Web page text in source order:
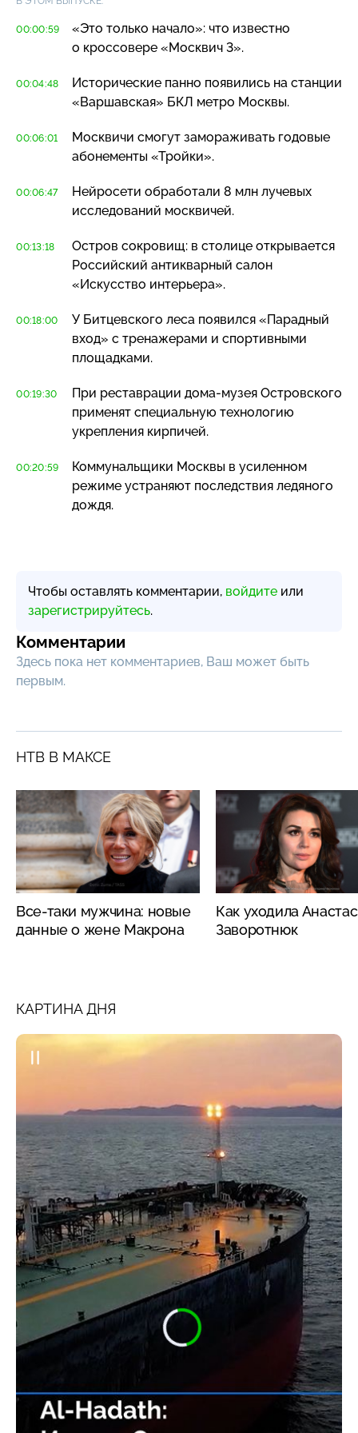
00:00:59
«Это только начало»: что известно
о кроссовере «Москвич 3».
00:04:48
Исторические панно появились на станции
«Варшавская» БКЛ метро Москвы.
00:06:01
Москвичи смогут замораживать годовые
абонементы «Тройки».
00:06:47
Нейросети обработали 8 млн лучевых
исследований москвичей.
00:13:18
Остров сокровищ: в столице открывается
Российский антикварный салон
«Искусство интерьера».
00:18:00
У Битцевского леса появился «Парадный
вход» с тренажерами и спортивными
площадками.
00:19:30 При реставрации дома-музея Островского
применят специальную технологию
укрепления кирпичей.
00:20:59
Коммунальщики Москвы в усиленном
режиме устраняют последствия ледяного
дождя.
Чтобы оставлять комментарии, войдите или
зарегистрируйтесь.
Комментарии
Здесь пока нет комментариев, Ваш может быть
первым.
НТВ В МАКСЕ
Все-таки мужчина: новые
данные о жене Макрона
Как уходила
Заворотнюк
КАРТИНА ДНЯ